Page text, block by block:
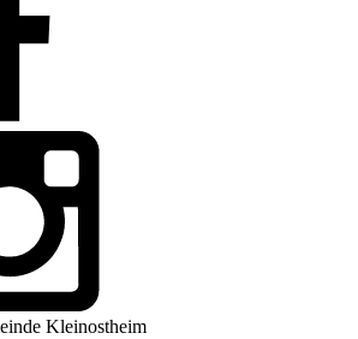
Kleinostheim